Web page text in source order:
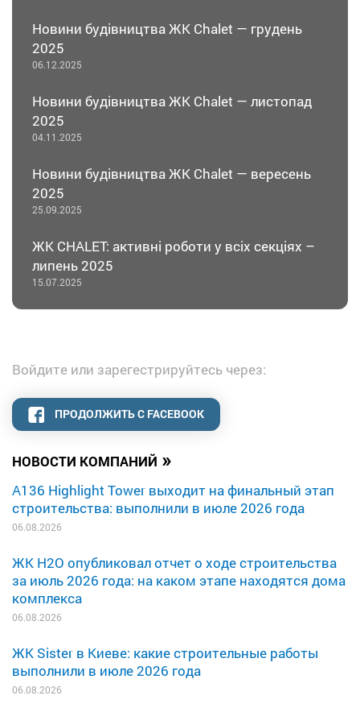
НОВОСТИ КОМПАНИЙ »
A136 Highlight Tower выходит на финальный этап
строительства: выполнили в июле 2026 года
06.08.2026
ЖК H2O опубликовал отчет о ходе строительства
за июль 2026 года: на каком этапе находятся дома
комплекса
06.08.2026
ЖК Sister в Киеве: какие строительные работы
выполнили в июле 2026 года
06.08.2026
Новини будівництва ЖК Chalet — грудень
2025
06.12.2025
Новини будівництва ЖК Chalet — листопад
2025
04.11.2025
Новини будівництва ЖК Chalet — вересень
2025
25.09.2025
ЖК CHALET: активні роботи у всіх секціях –
липень 2025
15.07.2025
Войдите или зарегестрируйтесь через:
ПРОДОЛЖИТЬ С FACEBOOK